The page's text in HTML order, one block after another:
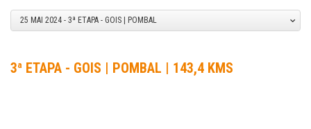
25 MAI 2024 - 3ª ETAPA - GOIS | POMBAL
3ª ETAPA - GOIS | POMBAL | 143,4 KMS